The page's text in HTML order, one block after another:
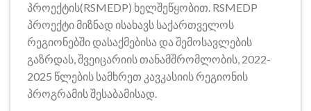
პროექტის(RSMEDP) ხელშეწყობით. RSMEDP
პროექტი მიზნად ისახავს საქართველოს
რეგიონებში დასაქმებისა და შემოსავლების
გაზრდას, შვეიცარიის თანამშრომლობის, 2022-
2025 წლების სამხრეთ კავკასიის რეგიონის
პროგრამის შესაბამისად.